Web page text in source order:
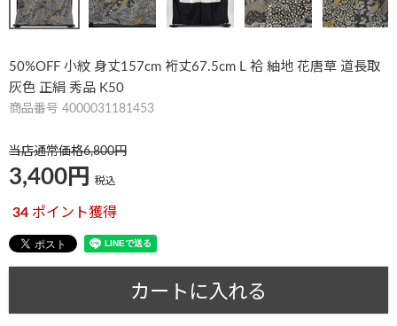
50%OFF 小紋 身丈157cm 裄丈67.5cm L 袷 紬地 花唐草 道長取
灰色 正絹 秀品 K50
商品番号 4000031181453
当店通常価格6,800
3,400 税込
34 ポイント獲得
カートに入れる